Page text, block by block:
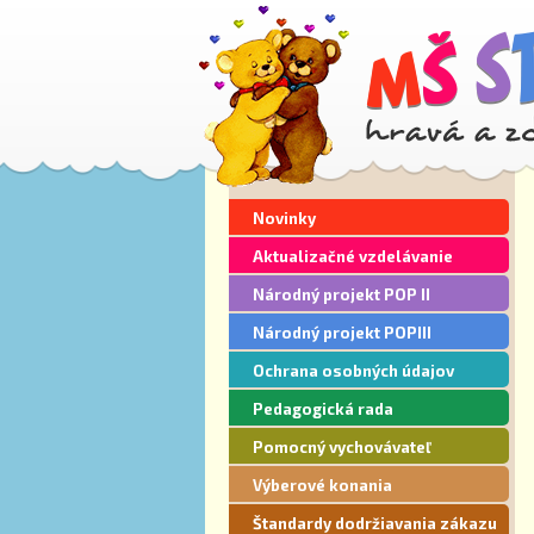
Novinky
Aktualizačné vzdelávanie
Národný projekt POP II
Národný projekt POPIII
Ochrana osobných údajov
Pedagogická rada
Pomocný vychovávateľ
Výberové konania
Štandardy dodržiavania zákazu